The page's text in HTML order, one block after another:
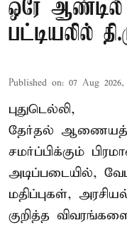
ஒரே ஆண்டில்
பட்டியலில்
Published on: 07 Aug
புதுடெல்லி,
தேர்தல்
சமர்ப்பிக்கும்
அடிப்படையில்,
மதிப்புகள்,
குறித்த